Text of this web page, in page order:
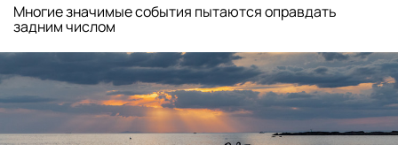
Многие значимые события пытаются оправдать
задним числом